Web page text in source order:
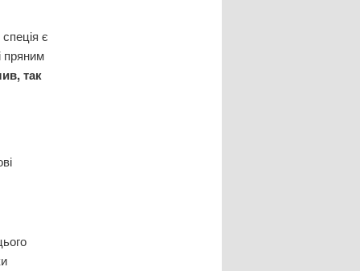
є
пряним
так